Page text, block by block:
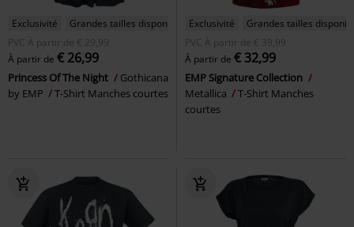
Exclusivité
Grandes tailles disponibles
PVC
À partir de € 29,99
À partir de € 26,99
Princess Of The Night
Gothicana
by EMP
T-Shirt Manches courtes
Exclusivité
Grandes tailles
PVC
À partir de € 39,99
À partir de € 32,99
EMP Signature Collection
Metallica
T-Shirt Manches
courtes